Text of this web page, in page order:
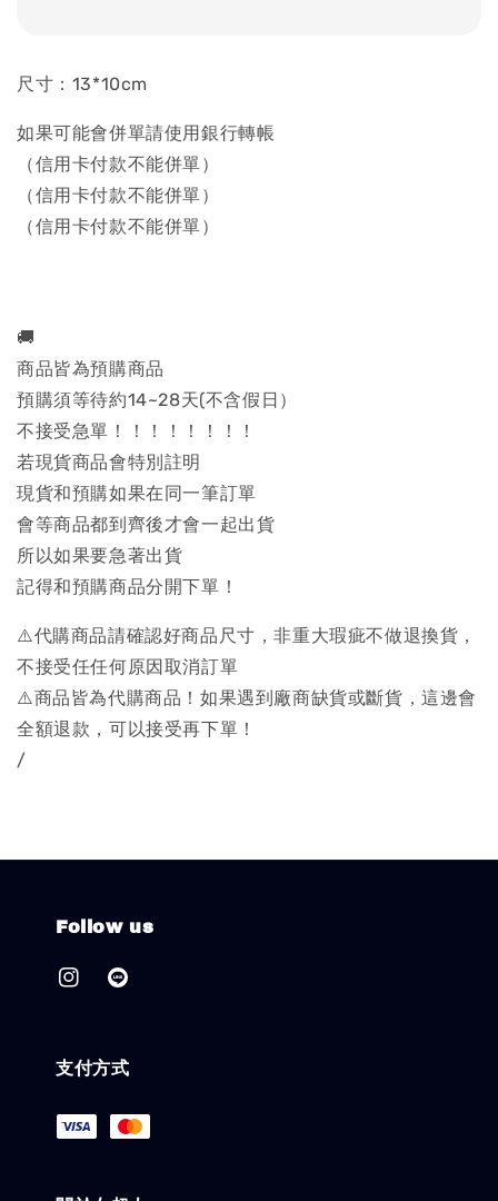
尺寸：13*10cm
如果可能會併單請使用銀行轉帳
（信用卡付款不能併單）
（信用卡付款不能併單）
（信用卡付款不能併單）
🚚
商品皆為預購商品
預購須等待約14~28天(不含假日）
不接受急單！！！！！！！！
若現貨商品會特別註明
現貨和預購如果在同一筆訂單
會等商品都到齊後才會一起出貨
所以如果要急著出貨
記得和預購商品分開下單！
⚠️代購商品請確認好商品尺寸，非重大瑕疵不做退換貨，
不接受任任何原因取消訂單
⚠️商品皆為代購商品！如果遇到廠商缺貨或斷貨，這邊會
全額退款，可以接受再下單！
/
Follow us
支付方式